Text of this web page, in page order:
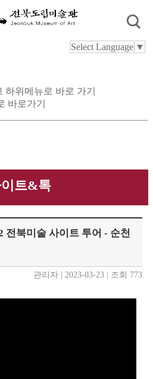
위메뉴로 바로 가기
바로가기
Select Language ▼
트&톡
전북미술 사이트 투어 - 순천
관리자 | 2023-03-23 | 조회 773